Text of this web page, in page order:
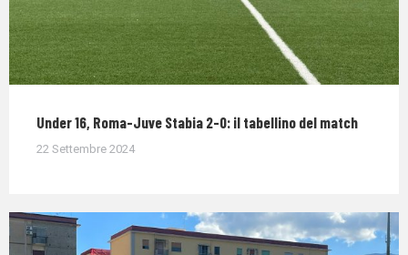
Under 16, Roma-Juve Stabia 2-0: il tabellino del match
22 Settembre 2024